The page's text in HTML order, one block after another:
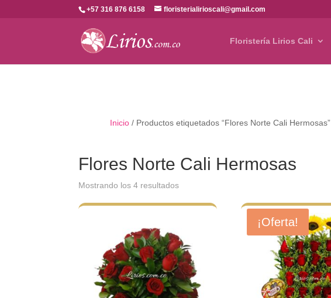
+57 316 876 6158 floristerialirioscali@gmail.com
Floristería Lirios Cali
Inicio / Productos etiquetados “Flores Norte Cali Hermosas”
Flores Norte Cali Hermosas
Mostrando los 4 resultadosOrdenado
¡Oferta!